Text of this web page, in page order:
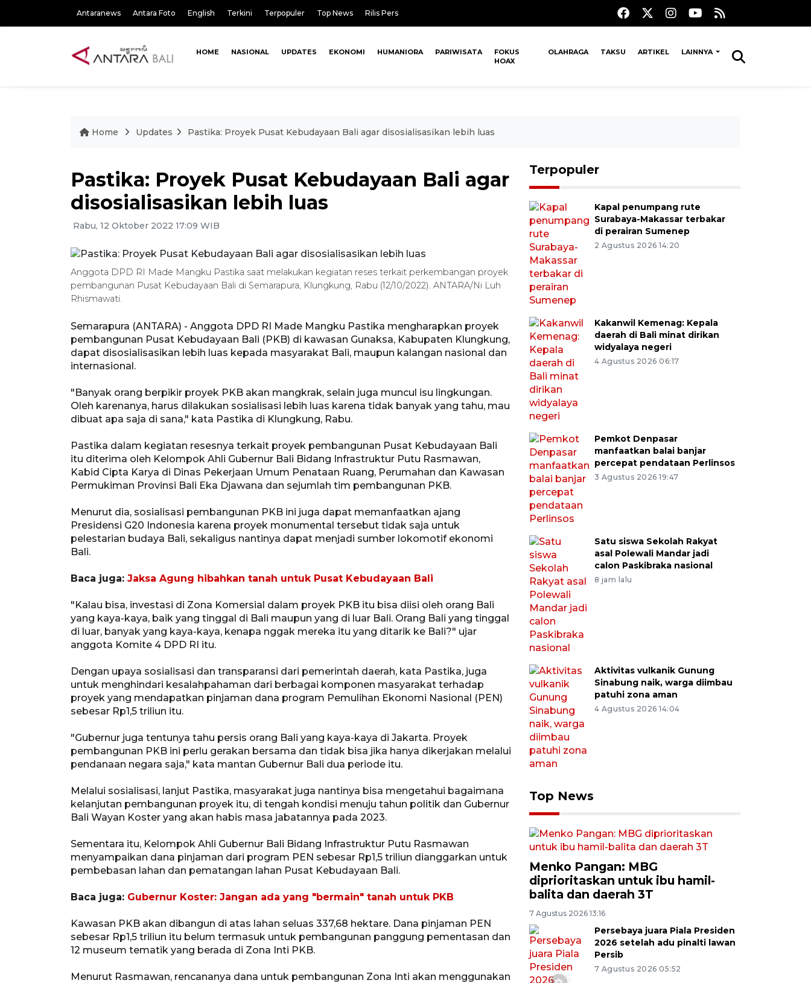
Antaranews Antara Foto English Terkini Terpopuler Top News Rilis Pers
HOME NASIONAL UPDATES EKONOMI HUMANIORA PARIWISATA
FOKUS
HOAX
OLAHRAGA TAKSU ARTIKEL LAINNYA
Home Updates Pastika: Proyek Pusat Kebudayaan Bali agar disosialisasikan lebih luas
Pastika: Proyek Pusat Kebudayaan Bali agar
disosialisasikan lebih luas
Rabu, 12 Oktober 2022 17:09 WIB
Anggota DPD RI Made Mangku Pastika saat melakukan kegiatan reses terkait perkembangan proyek
pembangunan Pusat Kebudayaan Bali di Semarapura, Klungkung, Rabu (12/10/2022). ANTARA/Ni Luh
Rhismawati.
Semarapura (ANTARA) - Anggota DPD RI Made Mangku Pastika mengharapkan proyek
pembangunan Pusat Kebudayaan Bali (PKB) di kawasan Gunaksa, Kabupaten Klungkung,
dapat disosialisasikan lebih luas kepada masyarakat Bali, maupun kalangan nasional dan
internasional.
"Banyak orang berpikir proyek PKB akan mangkrak, selain juga muncul isu lingkungan.
Oleh karenanya, harus dilakukan sosialisasi lebih luas karena tidak banyak yang tahu, mau
dibuat apa saja di sana," kata Pastika di Klungkung, Rabu.
Pastika dalam kegiatan resesnya terkait proyek pembangunan Pusat Kebudayaan Bali
itu diterima oleh Kelompok Ahli Gubernur Bali Bidang Infrastruktur Putu Rasmawan,
Kabid Cipta Karya di Dinas Pekerjaan Umum Penataan Ruang, Perumahan dan Kawasan
Permukiman Provinsi Bali Eka Djawana dan sejumlah tim pembangunan PKB.
Menurut dia, sosialisasi pembangunan PKB ini juga dapat memanfaatkan ajang
Presidensi G20 Indonesia karena proyek monumental tersebut tidak saja untuk
pelestarian budaya Bali, sekaligus nantinya dapat menjadi sumber lokomotif ekonomi
Bali.
Baca juga: Jaksa Agung hibahkan tanah untuk Pusat Kebudayaan Bali
"Kalau bisa, investasi di Zona Komersial dalam proyek PKB itu bisa diisi oleh orang Bali
yang kaya-kaya, baik yang tinggal di Bali maupun yang di luar Bali. Orang Bali yang tinggal
di luar, banyak yang kaya-kaya, kenapa nggak mereka itu yang ditarik ke Bali?" ujar
anggota Komite 4 DPD RI itu.
Dengan upaya sosialisasi dan transparansi dari pemerintah daerah, kata Pastika, juga
untuk menghindari kesalahpahaman dari berbagai komponen masyarakat terhadap
proyek yang mendapatkan pinjaman dana program Pemulihan Ekonomi Nasional (PEN)
sebesar Rp1,5 triliun itu.
"Gubernur juga tentunya tahu persis orang Bali yang kaya-kaya di Jakarta. Proyek
pembangunan PKB ini perlu gerakan bersama dan tidak bisa jika hanya dikerjakan melalui
pendanaan negara saja," kata mantan Gubernur Bali dua periode itu.
Melalui sosialisasi, lanjut Pastika, masyarakat juga nantinya bisa mengetahui bagaimana
kelanjutan pembangunan proyek itu, di tengah kondisi menuju tahun politik dan Gubernur
Bali Wayan Koster yang akan habis masa jabatannya pada 2023.
Sementara itu, Kelompok Ahli Gubernur Bali Bidang Infrastruktur Putu Rasmawan
menyampaikan dana pinjaman dari program PEN sebesar Rp1,5 triliun dianggarkan untuk
pembebasan lahan dan pematangan lahan Pusat Kebudayaan Bali.
Baca juga: Gubernur Koster: Jangan ada yang "bermain" tanah untuk PKB
Kawasan PKB akan dibangun di atas lahan seluas 337,68 hektare. Dana pinjaman PEN
sebesar Rp1,5 triliun itu belum termasuk untuk pembangunan panggung pementasan dan
12 museum tematik yang berada di Zona Inti PKB.
Menurut Rasmawan, rencananya dana untuk pembangunan Zona Inti akan menggunakan
Terpopuler
Kapal penumpang rute
Surabaya-Makassar terbakar
di perairan Sumenep
2 Agustus 2026 14:20
Kakanwil Kemenag: Kepala
daerah di Bali minat dirikan
widyalaya negeri
4 Agustus 2026 06:17
Pemkot Denpasar
manfaatkan balai banjar
percepat pendataan Perlinsos
3 Agustus 2026 19:47
Satu siswa Sekolah Rakyat
asal Polewali Mandar jadi
calon Paskibraka nasional
8 jam lalu
Aktivitas vulkanik Gunung
Sinabung naik, warga diimbau
patuhi zona aman
4 Agustus 2026 14:04
Top News
Menko Pangan: MBG
diprioritaskan untuk ibu hamil-
balita dan daerah 3T
7 Agustus 2026 13:16
Persebaya juara Piala Presiden
2026 setelah adu pinalti lawan
Persib
7 Agustus 2026 05:52